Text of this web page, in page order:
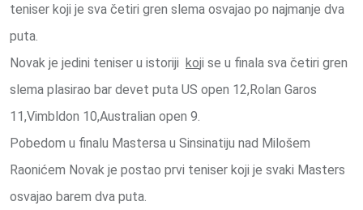
teniser koji je sva četiri gren slema osvajao po najmanje dva
puta.
Novak je jedini teniser u istoriji koji se u finala sva četiri gren
slema plasirao bar devet puta US open 12,Rolan Garos
11,Vimbldon 10,Australian open 9.
Pobedom u finalu Mastersa u Sinsinatiju nad Milošem
Raonićem Novak je postao prvi teniser koji je svaki Masters
osvajao barem dva puta.